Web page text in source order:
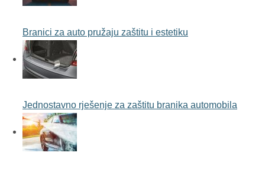
Branici za auto pružaju zaštitu i estetiku
Jednostavno rješenje za zaštitu branika automobila